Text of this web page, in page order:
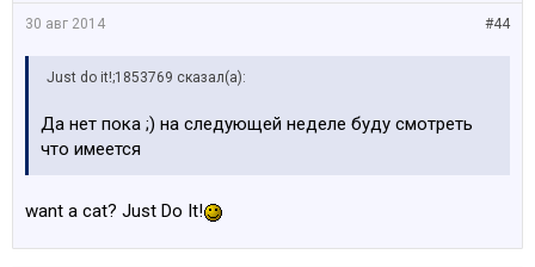
#44
30 авг 2014
Just do it!;1853769 сказал(а):
Да нет пока ;) на следующей неделе буду смотреть
что имеется
want a cat? Just Do It!